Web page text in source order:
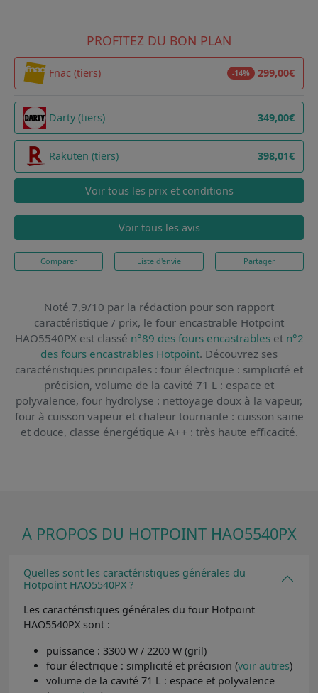
PROFITEZ DU BON PLAN
Fnac (tiers) -14% 299,00€
Darty (tiers) 349,00€
Rakuten (tiers) 398,01€
Voir tous les prix et conditions
Voir tous les avis
Comparer Liste d'envie Partager
Noté 7,9/10 par la rédaction pour son rapport
caractéristique / prix, le four encastrable Hotpoint
HAO5540PX est classé n°89 des fours encastrableset n°2
des fours encastrables Hotpoint. Découvrez ses
caractéristiques principales : four électrique : simplicité et
précision, volume de la cavité 71 L : espace et
polyvalence, four hydrolyse : nettoyage doux à la vapeur,
four à cuisson vapeur et chaleur tournante : cuisson saine
et douce, classe énergétique A++ : très haute efficacité.
A PROPOS DU HOTPOINT HAO5540PX
Quelles sont les caractéristiques générales du
Hotpoint HAO5540PX ?
Les caractéristiques générales du four Hotpoint
HAO5540PX sont :
puissance : 3300 W / 2200 W (gril)
four électrique : simplicité et précision (voir autres)
volume de la cavité 71 L : espace et polyvalence